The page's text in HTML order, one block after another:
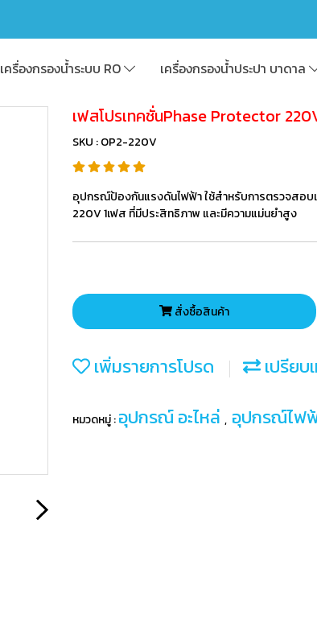
เครื่องกรองน้ำระบบ RO เครื่องกรองน้ำประปา บาดาล
เฟสโปรเทคชั่นPhase Protector
SKU : OP2-220V
อุปกรณ์ป้องกันแรงดันไฟฟ้า ใช้สำหรับการตรวจสอ
220V 1เฟส ที่มีประสิทธิภาพ และมีความแม่นยำสูง
สั่งซื้อสินค้า
เพิ่มรายการโปรด เปรียบ
หมวดหมู่ :อุปกรณ์ อะไหล่ , อุปกรณ์ไฟ